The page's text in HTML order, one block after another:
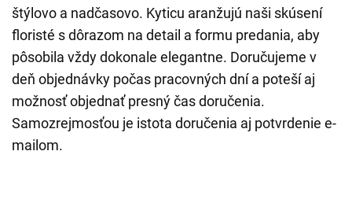
štýlovo a nadčasovo. Kyticu aranžujú naši skúsení
floristé s dôrazom na detail a formu predania, aby
pôsobila vždy dokonale elegantne. Doručujeme v
deň objednávky počas pracovných dní a poteší aj
možnosť objednať presný čas doručenia.
Samozrejmosťou je istota doručenia aj potvrdenie e-
mailom.